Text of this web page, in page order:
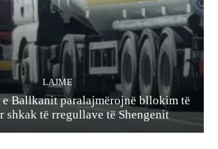
LAJME
e Ballkanit paralajmërojnë bllokim të
shkak të rregullave të Shengenit